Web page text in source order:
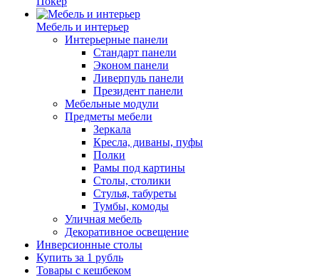
Мебель и интерьер
Интерьерные панели
Стандарт панели
Эконом панели
Ливерпуль панели
Президент панели
Мебельные модули
Предметы мебели
Зеркала
Кресла, диваны, пуфы
Полки
Рамы под картины
Столы, столики
Стулья, табуреты
Тумбы, комоды
Уличная мебель
Декоративное освещение
Инверсионные столы
Купить за 1 рубль
Товары с кешбеком